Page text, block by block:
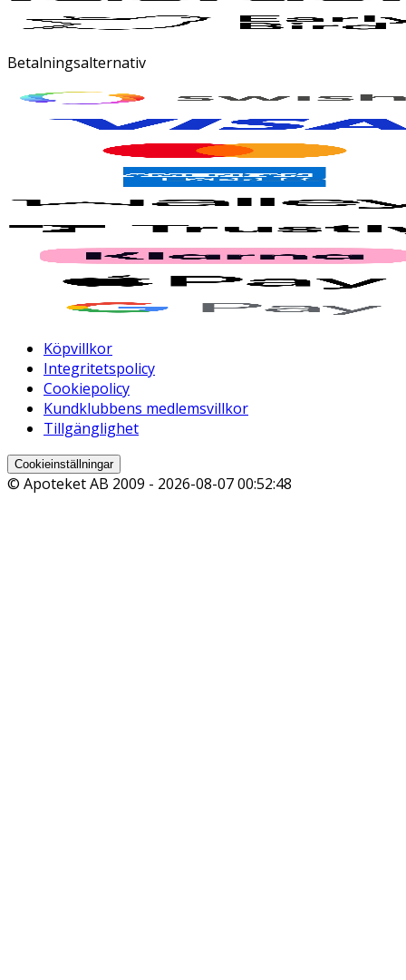
Betalningsalternativ
Köpvillkor
Integritetspolicy
Cookiepolicy
Kundklubbens medlemsvillkor
Tillgänglighet
Cookieinställningar
© Apoteket AB 2009 - 2026-08-07 00:52:48